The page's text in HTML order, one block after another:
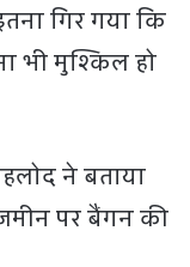
गिर गया कि
भी मुश्किल हो
ने बताया
पर बैंगन की